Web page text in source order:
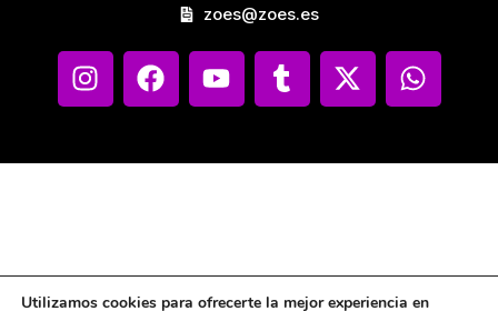
zoes@zoes.es
Utilizamos cookies para ofrecerte la mejor experiencia en